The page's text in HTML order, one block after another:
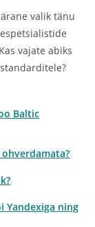
valik tänu
vajate abiks
Baltic
Yandexiga ning